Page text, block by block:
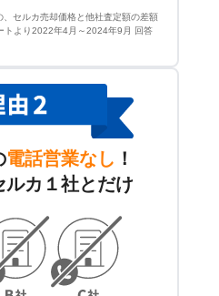
セルカ売却価格と他社査定額の差額
トより2022年4月～2024年9月 回答
電話営業なし ！
ルカ１社とだけ